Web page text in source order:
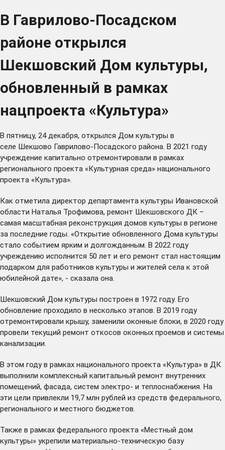
В Гаврилово-Посадском
районе открылся
Шекшовский Дом культуры,
обновленный в рамках
нацпроекта «Культура»
В пятницу, 24 декабря, открылся Дом культуры в
селе Шекшово Гаврилово-Посадского района. В 2021 году
учреждение капитально отремонтировали в рамках
регионального проекта «Культурная среда» национального
проекта «Культура».
Как отметила директор департамента культуры Ивановской
области Наталья Трофимова, ремонт Шекшовского ДК –
самая масштабная реконструкция домов культуры в регионе
за последние годы. «Открытие обновленного Дома культуры
стало событием ярким и долгожданным. В 2022 году
учреждению исполнится 50 лет и его ремонт стал настоящим
подарком для работников культуры и жителей села к этой
юбилейной дате», - сказала она.
Шекшовский Дом культуры построен в 1972 году. Его
обновление проходило в несколько этапов. В 2019 году
отремонтировали крышу, заменили оконные блоки, в 2020 году
провели текущий ремонт откосов оконных проемов и системы
канализации.
В этом году в рамках национального проекта «Культура» в ДК
выполнили комплексный капитальный ремонт внутренних
помещений, фасада, систем электро- и теплоснабжения. На
эти цели привлекли 19,7 млн рублей из средств федерального,
регионального и местного бюджетов.
Также в рамках федерального проекта «Местный дом
культуры» укрепили материально-техническую базу